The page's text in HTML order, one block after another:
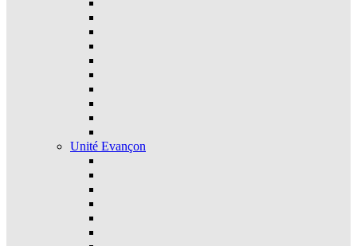
Unité Evançon